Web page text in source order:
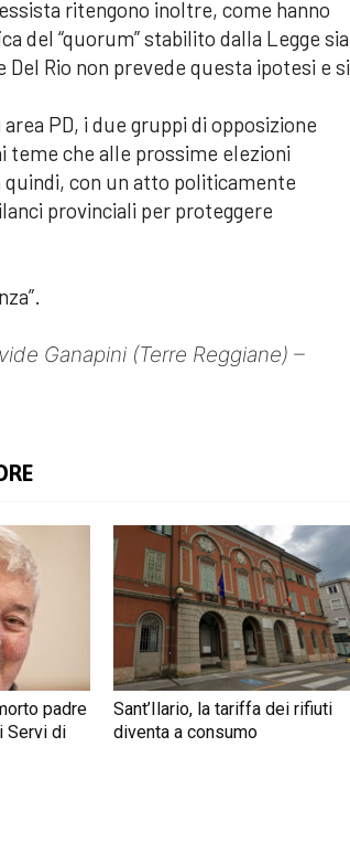
ritengono inoltre, come hanno
del “quorum” stabilito dalla Legge sia
Rio non prevede questa ipotesi e si
PD, i due gruppi di opposizione
teme che alle prossime elezioni
con un atto politicamente
provinciali per proteggere
Ganapini (Terre Reggiane) –
padre
Servi di
Sant’Ilario, la tariffa dei rifiuti
diventa a consumo